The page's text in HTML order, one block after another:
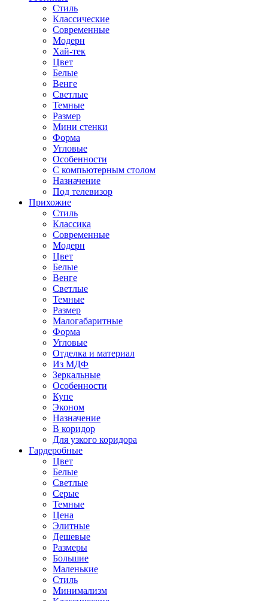
Стиль
Классические
Современные
Модерн
Хай-тек
Цвет
Белые
Венге
Светлые
Темные
Размер
Мини стенки
Форма
Угловые
Особенности
С компьютерным столом
Назначение
Под телевизор
Прихожие
Стиль
Классика
Современные
Модерн
Цвет
Белые
Венге
Светлые
Темные
Размер
Малогабаритные
Форма
Угловые
Отделка и материал
Из МДФ
Зеркальные
Особенности
Купе
Эконом
Назначение
В коридор
Для узкого коридора
Гардеробные
Цвет
Белые
Светлые
Серые
Темные
Цена
Элитные
Дешевые
Размеры
Большие
Маленькие
Стиль
Минимализм